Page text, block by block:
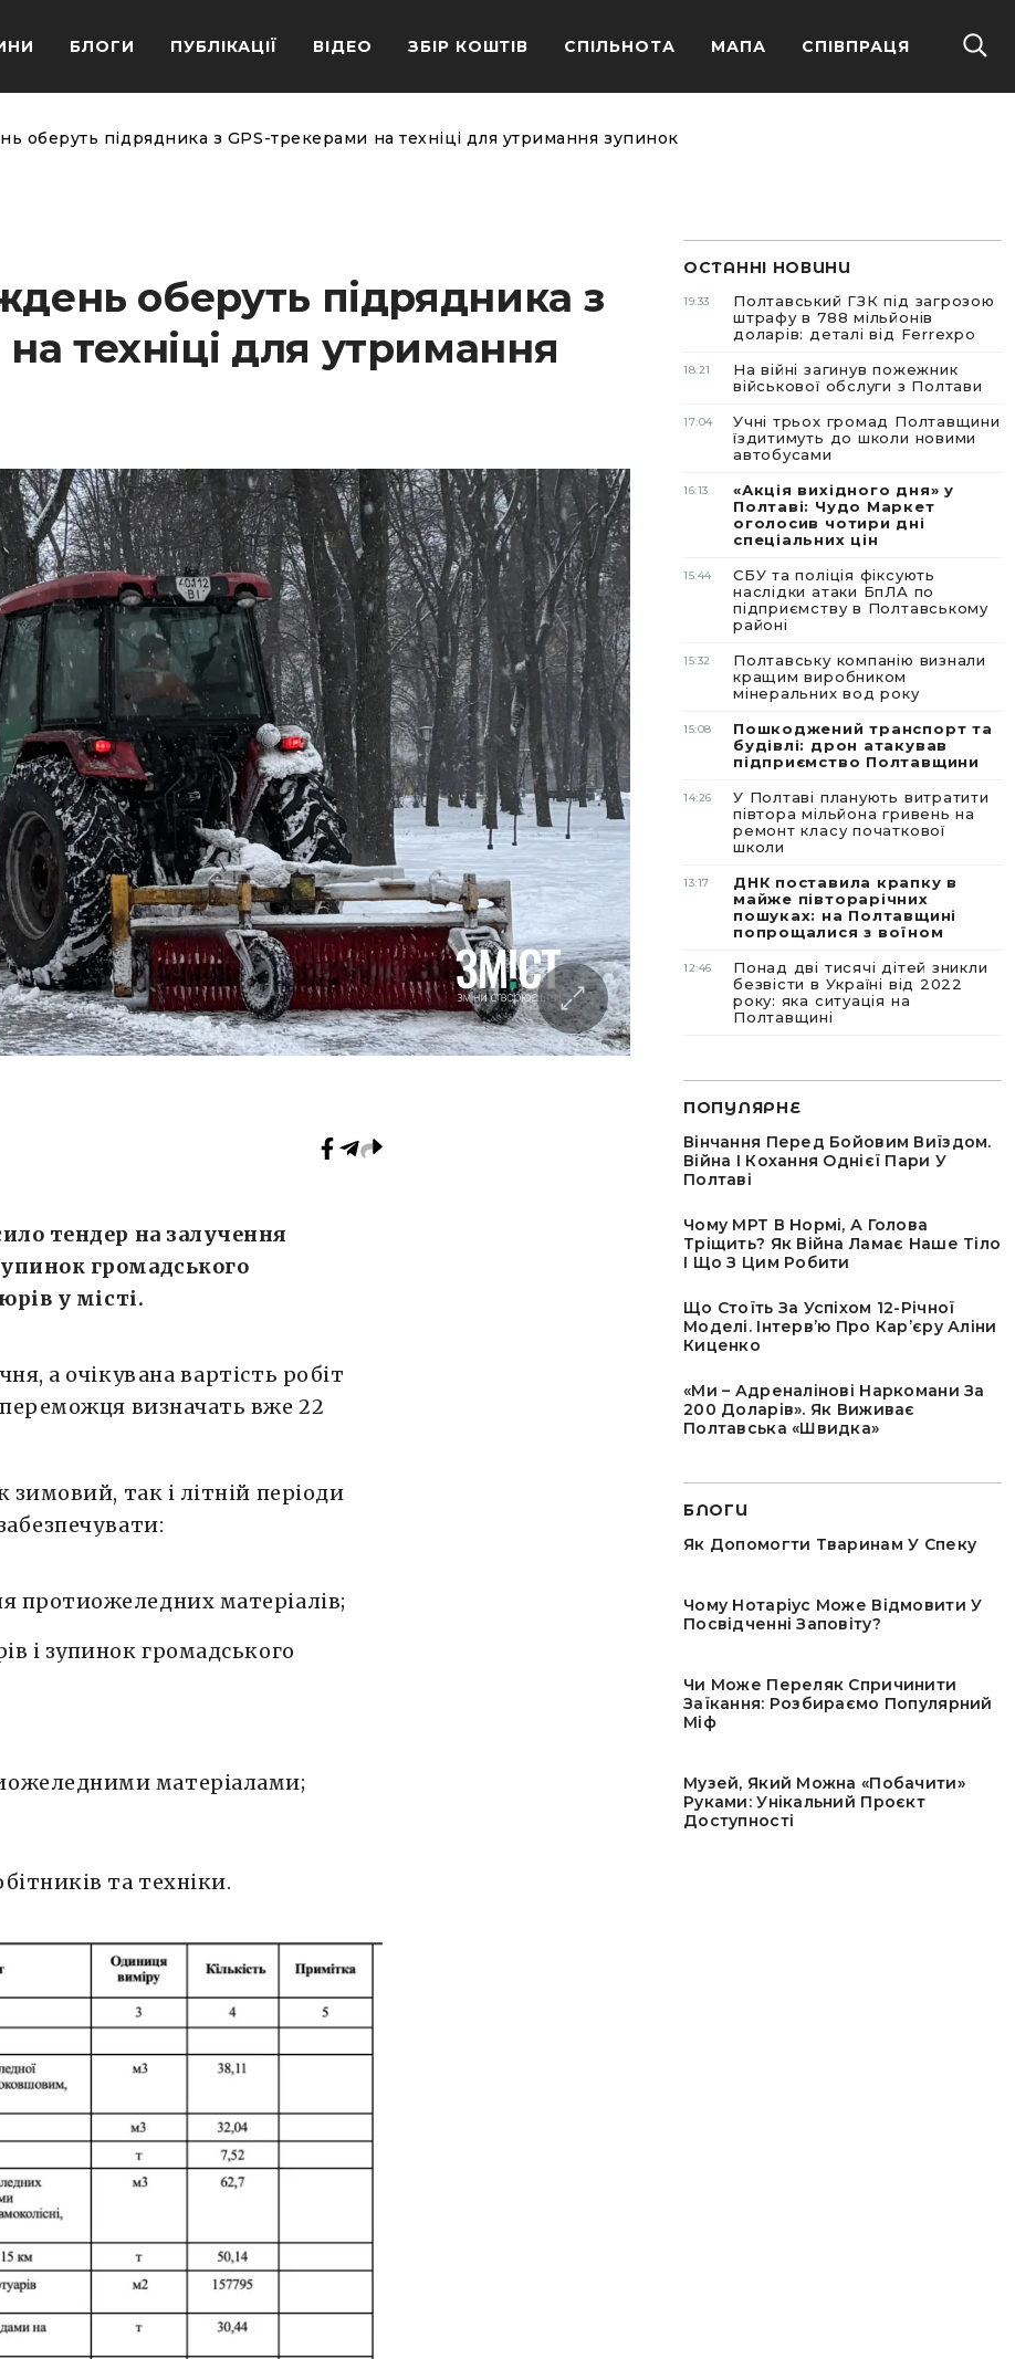
БЛОГИ ПУБЛІКАЦІЇ ВІДЕО ЗБІР КОШТІВ СПІЛЬНОТА МАПА СПІВПРАЦЯ
оберуть підрядника з GPS-трекерами на техніці для утримання зупинок
оберуть підрядника з
техніці для утримання
тендер на залучення
громадського
у місті.
а очікувана вартість робіт
переможця визначать вже 22
так і літній періоди
протиожеледних матеріалів;
і зупинок громадського
матеріалами;
та техніки.
ОСТАННІ НОВИНИ
19:33
Полтавський ГЗК під загрозою
штрафу в 788 мільйонів
доларів: деталі від Ferrexpo
18:21
На війні загинув пожежник
військової обслуги з Полтави
17:04
Учні трьох громад Полтавщини
їздитимуть до школи новими
автобусами
16:13
«Акція вихідного дня» у
Полтаві: Чудо Маркет
оголосив чотири дні
спеціальних цін
15:44
СБУ та поліція фіксують
наслідки атаки БпЛА по
підприємству в Полтавському
районі
15:32
Полтавську компанію визнали
кращим виробником
мінеральних вод року
15:08
Пошкоджений транспорт та
будівлі: дрон атакував
підприємство Полтавщини
14:26
У Полтаві планують витратити
півтора мільйона гривень на
ремонт класу початкової
школи
13:17
ДНК поставила крапку в
майже півторарічних
пошуках: на Полтавщині
попрощалися з воїном
12:46
Понад дві тисячі дітей зникли
безвісти в Україні від 2022
року: яка ситуація на
Полтавщині
ПОПУЛЯРНЕ
Вінчання Перед Бойовим Виїздом.
Війна І Кохання Однієї Пари У
Полтаві
Чому МРТ В Нормі, А Голова
Тріщить? Як Війна Ламає Наше Тіло
І Що З Цим Робити
Що Стоїть За Успіхом 12-Річної
Моделі. Інтервʼю Про Карʼєру Аліни
Киценко
«Ми – Адреналінові Наркомани За
200 Доларів». Як Виживає
Полтавська «швидка»
БЛОГИ
Як Допомогти Тваринам У Спеку
Чому Нотаріус Може Відмовити У
Посвідченні Заповіту?
Чи Може Переляк Спричинити
Заїкання: Розбираємо Популярний
Міф
Музей, Який Можна «побачити»
Руками: Унікальний Проєкт
Доступності